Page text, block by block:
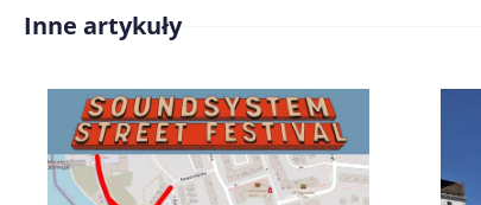
Inne artykuły